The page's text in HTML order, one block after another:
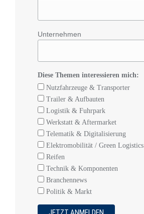
Unternehmen
Diese Themen interessieren mich:
Nutzfahrzeuge & Transporter
Trailer & Aufbauten
Logistik & Fuhrpark
Werkstatt & Aftermarket
Telematik & Digitalisierung
Elektromobilität / Green Logistics
Reifen
Technik & Komponenten
Branchennews
Politik & Markt